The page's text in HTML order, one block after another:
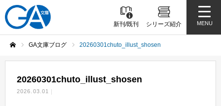
新刊/既刊 シリーズ紹介 MENU
GA文庫ブログ 20260301chuto_illust_shosen
20260301chuto_illust_shosen
2026.03.01